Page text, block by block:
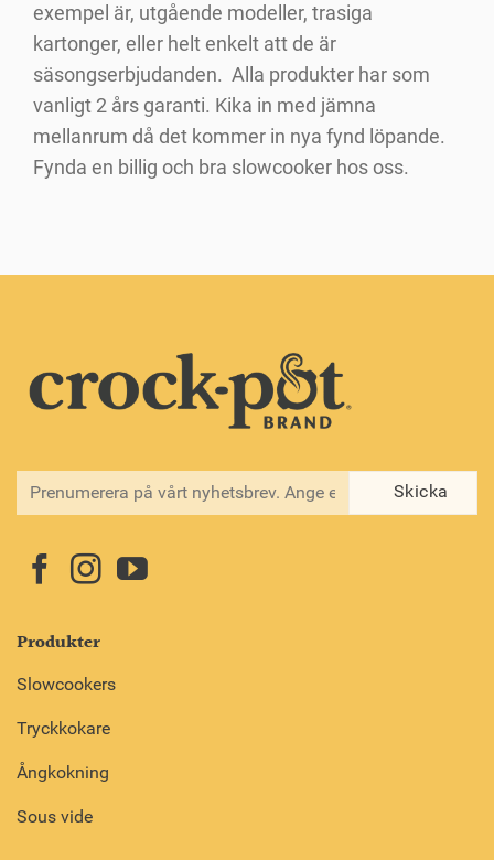
exempel är, utgående modeller, trasiga
kartonger, eller helt enkelt att de är
säsongserbjudanden. Alla produkter har som
vanligt 2 års garanti. Kika in med jämna
mellanrum då det kommer in nya fynd löpande.
Fynda en billig och bra slowcooker hos oss.
Produkter
Slowcookers
Tryckkokare
Ångkokning
Sous vide